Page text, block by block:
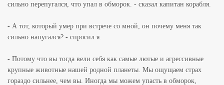
сильно перепугался, что упал в обморок. - сказал капитан корабля.
- А тот, который умер при встрече со мной, он почему меня так
сильно напугался? - спросил я.
- Потому что вы тогда вели себя как самые лютые и агрессивные
крупные животные нашей родной планеты. Мы ощущаем страх
гораздо сильнее, чем вы. Иногда мы можем упасть в обморок,